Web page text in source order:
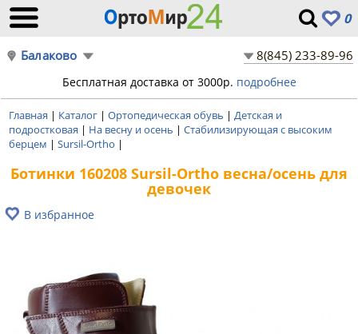
0
Балаково 8(845) 233-89-96
Бесплатная доставка от 3000р. подробнее
Главная | Каталог | Ортопедическая обувь | Детская и
подростковая | На весну и осень | Стабилизирующая с высоким
берцем | Sursil-Ortho |
Ботинки 160208 Sursil-Ortho весна/осень для
девочек
В избранное